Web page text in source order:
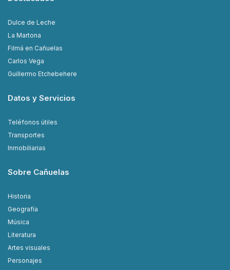
Dulce de Leche
La Martona
Filmá en Cañuelas
Carlos Vega
Guillermo Etchebehere
Datos y Servicios
Teléfonos útiles
Transportes
Inmobiliarias
Sobre Cañuelas
Historia
Geografía
Música
Literatura
Artes visuales
Personajes